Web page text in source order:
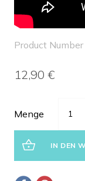
Product
12,90 €
Menge
IN DEN